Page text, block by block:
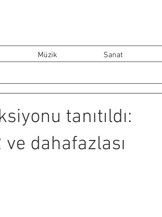
Müzik Sanat
tanıtıldı:
ve dahafazlası